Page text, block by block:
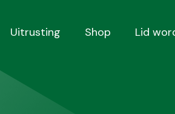
Uitrusting Shop Lid